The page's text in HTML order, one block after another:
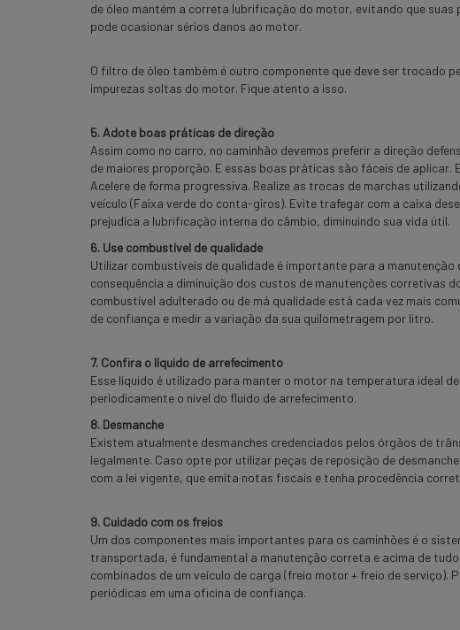
de óleo mantém a correta lubrificação do motor, evitando que
pode ocasionar sérios danos ao motor.
O filtro de óleo também é outro componente que deve ser trocado
impurezas soltas do motor. Fique atento a isso.
5. Adote boas práticas de direção
Assim como no carro, no caminhão devemos preferir a direção
de maiores proporção. E essas boas práticas são fáceis de aplicar.
Acelere de forma progressiva. Realize as trocas de marchas
veículo (Faixa verde do conta-giros). Evite trafegar com a caixa
prejudica a lubrificação interna do câmbio, diminuindo sua vida útil.
6. Use combustível de qualidade
Utilizar combustíveis de qualidade é importante para a manutenção
consequência a diminuição dos custos de manutenções corretivas
combustível adulterado ou de má qualidade está cada vez mais
de confiança e medir a variação da sua quilometragem por litro.
7. Confira o líquido de arrefecimento
Esse líquido é utilizado para manter o motor na temperatura ideal
periodicamente o nível do fluido de arrefecimento.
8. Desmanche
Existem atualmente desmanches credenciados pelos órgãos de
legalmente. Caso opte por utilizar peças de reposição de
com a lei vigente, que emita notas fiscais e tenha procedência
9. Cuidado com os freios
Um dos componentes mais importantes para os caminhões é o
transportada, é fundamental a manutenção correta e acima de
combinados de um veículo de carga (freio motor + freio de serviço).
periódicas em uma oficina de confiança.